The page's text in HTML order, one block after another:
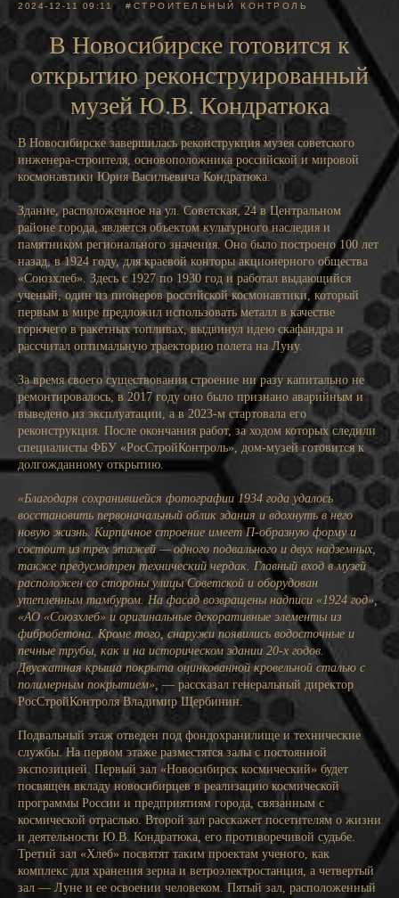
2024-12-11 09:11 #СТРОИТЕЛЬНЫЙ КОНТРОЛЬ
В Новосибирске готовится к
открытию реконструированный
музей Ю.В. Кондратюка
В Новосибирске завершилась реконструкция музея советского
инженера-строителя, основоположника российской и мировой
космонавтики Юрия Васильевича Кондратюка.
Здание, расположенное на ул. Советская, 24 в Центральном
районе города, является объектом культурного наследия и
памятником регионального значения. Оно было построено 100 лет
назад, в 1924 году, для краевой конторы акционерного общества
«Союзхлеб». Здесь с 1927 по 1930 год и работал выдающийся
ученый, один из пионеров российской космонавтики, который
первым в мире предложил использовать металл в качестве
горючего в ракетных топливах, выдвинул идею скафандра и
рассчитал оптимальную траекторию полета на Луну.
За время своего существования строение ни разу капитально не
ремонтировалось, в 2017 году оно было признано аварийным и
выведено из эксплуатации, а в 2023-м стартовала его
реконструкция. После окончания работ, за ходом которых следили
специалисты ФБУ «РосСтройКонтроль», дом-музей готовится к
долгожданному открытию.
«Благодаря сохранившейся фотографии 1934 года удалось
восстановить первоначальный облик здания и вдохнуть в него
новую жизнь. Кирпичное строение имеет П-образную форму и
состоит из трех этажей — одного подвального и двух надземных,
также предусмотрен технический чердак. Главный вход в музей
расположен со стороны улицы Советской и оборудован
утепленным тамбуром. На фасад возвращены надписи «1924 год»,
«АО «Союзхлеб» и оригинальные декоративные элементы из
фибробетона. Кроме того, снаружи появились водосточные и
печные трубы, как и на историческом здании 20-х годов.
Двускатная крыша покрыта оцинкованной кровельной сталью с
полимерным покрытием», — рассказал генеральный директор
РосСтройКонтроля Владимир Щербинин.
Подвальный этаж отведен под фондохранилище и технические
службы. На первом этаже разместятся залы с постоянной
экспозицией. Первый зал «Новосибирск космический» будет
посвящен вкладу новосибирцев в реализацию космической
программы России и предприятиям города, связанным с
космической отраслью. Второй зал расскажет посетителям о жизни
и деятельности Ю.В. Кондратюка, его противоречивой судьбе.
Третий зал «Хлеб» посвятят таким проектам ученого, как
комплекс для хранения зерна и ветроэлектростанция, а четвертый
зал — Луне и ее освоении человеком. Пятый зал, расположенный